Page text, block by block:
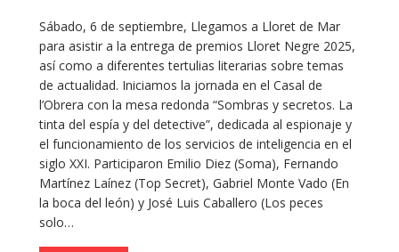
Sábado, 6 de septiembre, Llegamos a Lloret de Mar
para asistir a la entrega de premios Lloret Negre 2025,
así como a diferentes tertulias literarias sobre temas
de actualidad. Iniciamos la jornada en el Casal de
l’Obrera con la mesa redonda “Sombras y secretos. La
tinta del espía y del detective”, dedicada al espionaje y
el funcionamiento de los servicios de inteligencia en el
siglo XXI. Participaron Emilio Diez (Soma), Fernando
Martínez Laínez (Top Secret), Gabriel Monte Vado (En
la boca del león) y José Luis Caballero (Los peces
solo…